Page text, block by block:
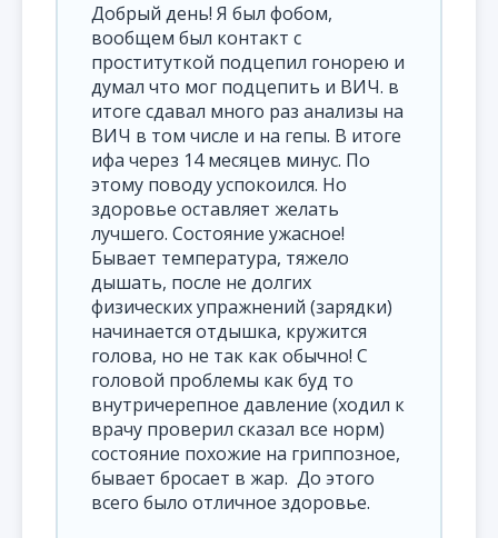
Добрый день! Я был фобом,
вообщем был контакт с
проституткой подцепил гонорею и
думал что мог подцепить и ВИЧ. в
итоге сдавал много раз анализы на
ВИЧ в том числе и на гепы. В итоге
ифа через 14 месяцев минус. По
этому поводу успокоился. Но
здоровье оставляет желать
лучшего. Состояние ужасное!
Бывает температура, тяжело
дышать, после не долгих
физических упражнений (зарядки)
начинается отдышка, кружится
голова, но не так как обычно! С
головой проблемы как буд то
внутричерепное давление (ходил к
врачу проверил сказал все норм)
состояние похожие на гриппозное,
бывает бросает в жар. До этого
всего было отличное здоровье.